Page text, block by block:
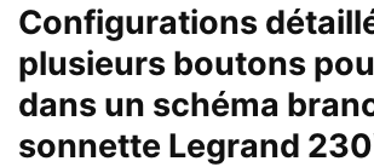
Configurations
plusieurs boutons
dans un schéma
sonnette Legrand